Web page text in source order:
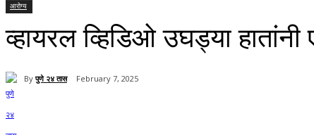
आरोग्य
व्हायरल व्हिडिओ उघड्या
By पुणे २४ तास February 7, 2025